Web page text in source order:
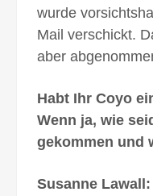
wurde
Mail verschickt.
aber
Habt Ihr Coyo
Wenn ja, wie
gekommen und
Susanne Lawall: